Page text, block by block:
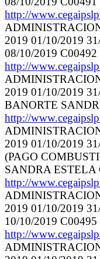
http://
2019 01/10/2019
08/10/2019
http://
2019 01/10/2019
BANORTE
http://
2019 01/10/2019
(PAGO
SANDRA ESTELA
http://
2019 01/10/2019
10/10/2019
http://